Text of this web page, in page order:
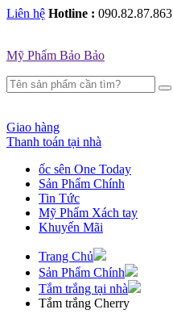
Liên hệ Hotline : 090.82.87.863
Mỹ Phẩm Bảo Bảo
Giao hàng
Thanh toán tại nhà
ốc sên One Today
Sản Phẩm Chính
Tin Tức
Mỹ Phẩm Xách tay
Khuyến Mãi
Trang Chủ
Sản Phẩm Chính
Tắm trắng tại nhà
Tắm trắng Cherry